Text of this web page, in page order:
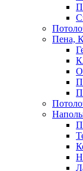
Пена,